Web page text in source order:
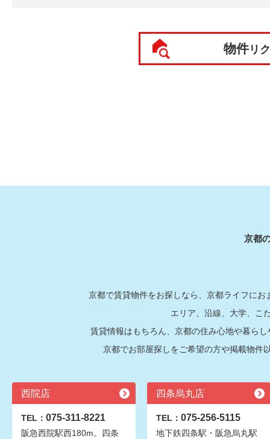
物件リ
京都
京都で賃貸物件をお探しなら、京都ライフに
エリア、沿線、大学、こ
賃貸情報はもちろん、京都の住み心地や暮ら
京都でお部屋探しをご希望の方や掲載物件
西院店
TEL： 075-311-8221
阪急西院駅西180m。四条
四条烏丸店
TEL： 075-256-5115
地下鉄四条駅・阪急烏丸駅